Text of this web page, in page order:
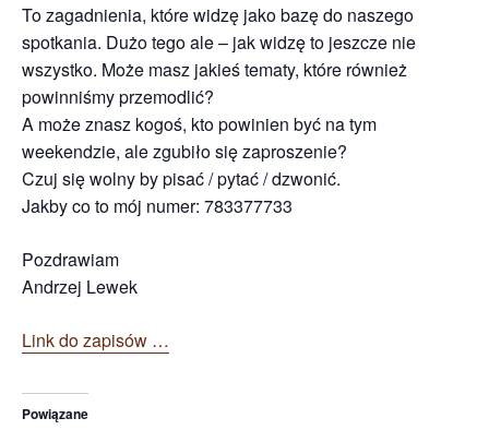
To zagadnienia, które widzę jako bazę do naszego
spotkania. Dużo tego ale – jak widzę to jeszcze nie
wszystko. Może masz jakieś tematy, które również
powinniśmy przemodlić?
A może znasz kogoś, kto powinien być na tym
weekendzie, ale zgubiło się zaproszenie?
Czuj się wolny by pisać / pytać / dzwonić.
Jakby co to mój numer: 783377733
Pozdrawiam
Andrzej Lewek
Link do zapisów …
Powiązane